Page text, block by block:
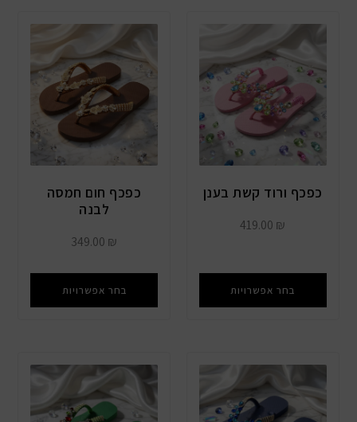
כפכף ורוד קשת בענן
419.00 ₪
בחר אפשרויות
כפכף חום חמסה
לבנה
349.00 ₪
בחר אפשרויות